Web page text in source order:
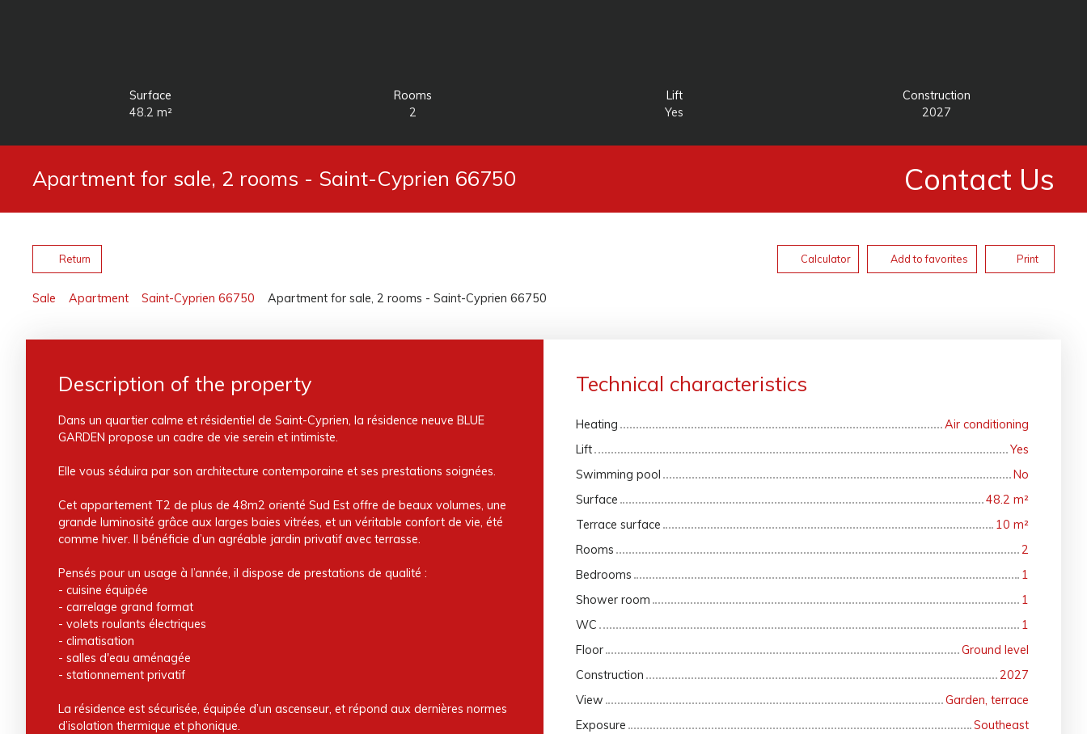
Surface
48.2 m²
Rooms
2
Lift
Yes
Construction
2027
Apartment for sale, 2 rooms - Saint-Cyprien 66750 Contact Us
Return Calculator Add to favorites Print
Sale Apartment Saint-Cyprien 66750 Apartment for sale, 2 rooms - Saint-Cyprien 66750
Description of the property
Dans un quartier calme et résidentiel de Saint-Cyprien, la résidence neuve BLUE
GARDEN propose un cadre de vie serein et intimiste.
Elle vous séduira par son architecture contemporaine et ses prestations soignées.
Cet appartement T2 de plus de 48m2 orienté Sud Est offre de beaux volumes, une
grande luminosité grâce aux larges baies vitrées, et un véritable confort de vie, été
comme hiver. Il bénéficie d’un agréable jardin privatif avec terrasse.
Pensés pour un usage à l’année, il dispose de prestations de qualité :
- cuisine équipée
- carrelage grand format
- volets roulants électriques
- climatisation
- salles d'eau aménagée
- stationnement privatif
La résidence est sécurisée, équipée d’un ascenseur, et répond aux dernières normes
d’isolation thermique et phonique.
Technical characteristics
Heating
Air conditioning
Lift
Yes
Swimming pool
No
Surface
48.2 m²
Terrace surface
10 m²
Rooms
2
Bedrooms
1
Shower room
1
WC
1
Floor
Ground level
Construction
2027
View
Garden, terrace
Exposure
Southeast